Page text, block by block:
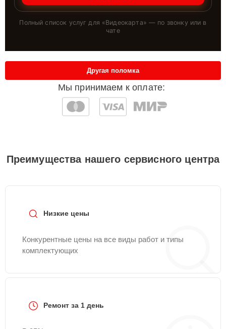
Полный список услуг для «Видеокарта» — по звонку или в
чате
Мы принимаем к оплате:
Другая поломка
Преимущества нашего сервисного центра
Низкие цены
Конкурентные цены на все виды работ и типы
комплектующих
Ремонт за 1 день